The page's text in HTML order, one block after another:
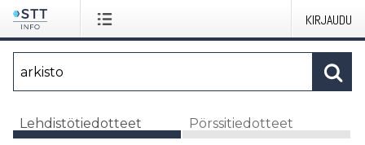
KIRJAUDU
Lehdistötiedotteet Pörssitiedotteet